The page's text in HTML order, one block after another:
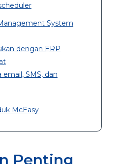
System
dengan ERP
email, SMS, dan
McEasy
Penting